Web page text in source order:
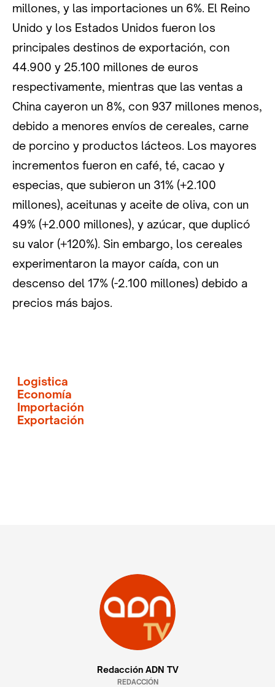
millones, y las importaciones un 6%. El Reino
Unido y los Estados Unidos fueron los
principales destinos de exportación, con
44.900 y 25.100 millones de euros
respectivamente, mientras que las ventas a
China cayeron un 8%, con 937 millones menos,
debido a menores envíos de cereales, carne
de porcino y productos lácteos. Los mayores
incrementos fueron en café, té, cacao y
especias, que subieron un 31% (+2.100
millones), aceitunas y aceite de oliva, con un
49% (+2.000 millones), y azúcar, que duplicó
su valor (+120%). Sin embargo, los cereales
experimentaron la mayor caída, con un
descenso del 17% (-2.100 millones) debido a
precios más bajos.
Logistica
Economía
Importación
Exportación
Redacción ADN TV
REDACCIÓN